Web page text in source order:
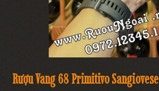
Rượu Vang 68 Primitivo Sangiovese